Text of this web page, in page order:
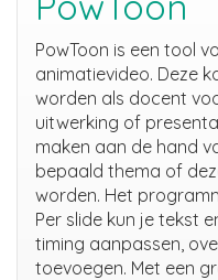
PowToon is een tool
animatievideo. Deze
worden als docent
uitwerking of
maken aan de hand
bepaald thema of
worden. Het
Per slide kun je tekst
timing aanpassen,
toevoegen. Met een